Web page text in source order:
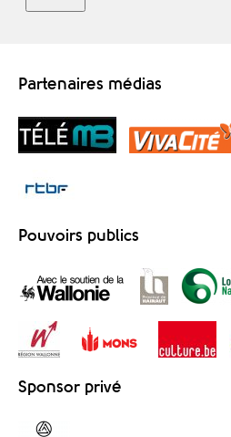
Partenaires médias
Pouvoirs publics
Sponsor privé